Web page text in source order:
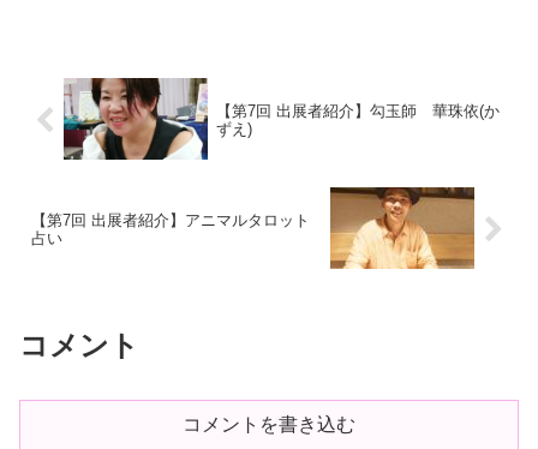
【第7回 出展者紹介】勾玉師 華珠依(か
ずえ)
【第7回 出展者紹介】アニマルタロット
占い
コメント
コメントを書き込む